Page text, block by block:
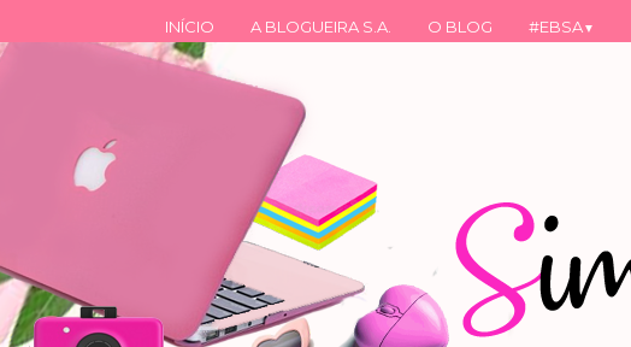
INÍCIO A BLOGUEIRA S.A. O BLOG #EBSA▼